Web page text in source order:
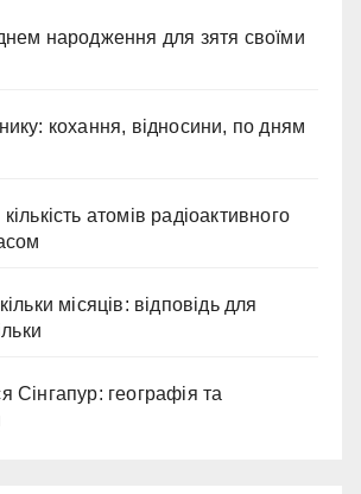
народження для зятя своїми
кохання, відносини, по дням
атомів радіоактивного
місяців: відповідь для
Сінгапур: географія та